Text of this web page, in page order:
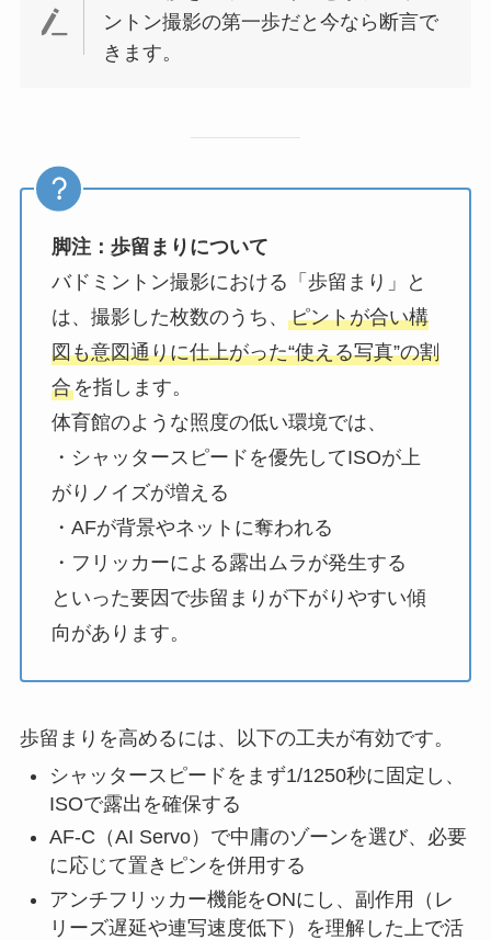
ントン撮影の第一歩だと今なら断言で
きます。
脚注：歩留まりについて
バドミントン撮影における「歩留まり」と
は、撮影した枚数のうち、 ピントが合い構
図も意図通りに仕上がった“使える写真”の割
合を指します。
体育館のような照度の低い環境では、
・シャッタースピードを優先してISOが上
がりノイズが増える
・AFが背景やネットに奪われる
・フリッカーによる露出ムラが発生する
といった要因で歩留まりが下がりやすい傾
向があります。
歩留まりを高めるには、以下の工夫が有効です。
シャッタースピードをまず1/1250秒に固定し、
ISOで露出を確保する
AF-C（AI Servo）で中庸のゾーンを選び、必要
に応じて置きピンを併用する
アンチフリッカー機能をONにし、副作用（レ
リーズ遅延や連写速度低下）を理解した上で活